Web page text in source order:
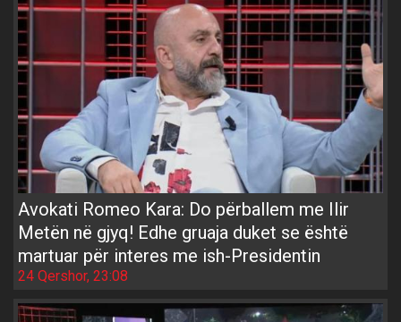
Avokati Romeo Kara: Do përballem me Ilir
Metën në gjyq! Edhe gruaja duket se është
martuar për interes me ish-Presidentin
24 Qershor, 23:08